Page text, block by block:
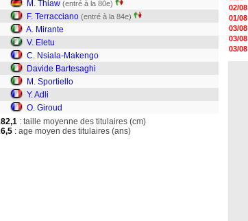
M. Thiaw (entré à la 80e)
F. Terracciano (entré à la 84e)
A. Mirante
V. Eletu
C. Nsiala-Makengo
Davide Bartesaghi
M. Sportiello
Y. Adli
O. Giroud
: taille moyenne des titulaires (cm)
: age moyen des titulaires (ans)
06/08
06/08
02/08
01/08
03/08
03/08
03/08